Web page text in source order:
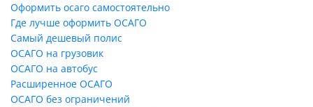
Оформить осаго самостоятельно
Где лучше оформить ОСАГО
Самый дешевый полис
ОСАГО на грузовик
ОСАГО на автобус
Расширенное ОСАГО
ОСАГО без ограничений